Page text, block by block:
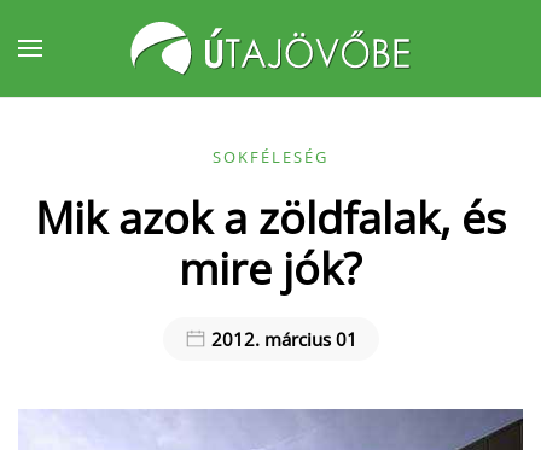
Fő tartalom átugrása
SOKFÉLESÉG
Mik azok a zöldfalak, és
mire jók?
2012. március 01